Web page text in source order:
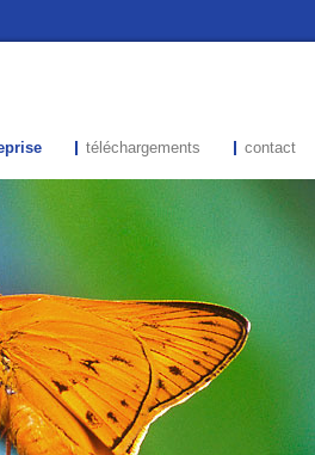
téléchargements contact